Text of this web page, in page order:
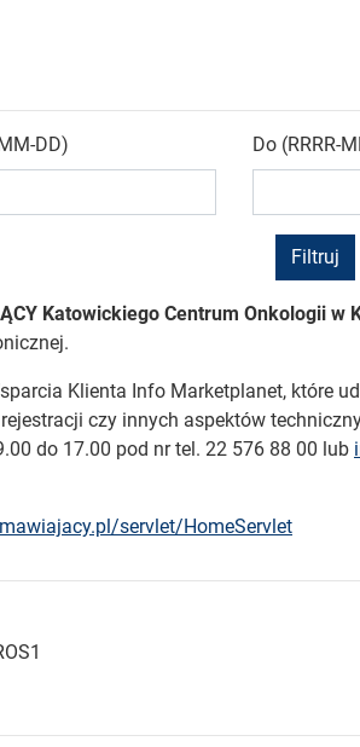
DD) Do (RRRR-
Katowickiego Centrum Onkologii w
Klienta Info Marketplanet, które
czy innych aspektów
do 17.00 pod nr tel. 22 576 88 00 lub
servlet/HomeServlet